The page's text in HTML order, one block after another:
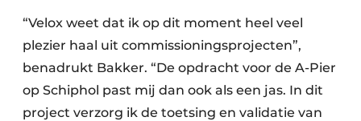
“Velox weet dat ik op dit moment heel veel
plezier haal uit commissioningsprojecten”,
benadrukt Bakker. “De opdracht voor de A-Pier
op Schiphol past mij dan ook als een jas. In dit
project verzorg ik de toetsing en validatie van